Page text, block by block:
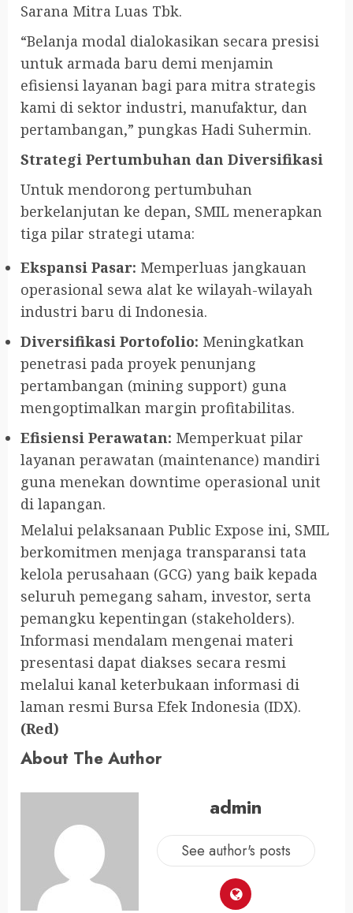
Sarana Mitra Luas Tbk.
“Belanja modal dialokasikan secara presisi
untuk armada baru demi menjamin
efisiensi layanan bagi para mitra strategis
kami di sektor industri, manufaktur, dan
pertambangan,” pungkas Hadi Suhermin.
Strategi Pertumbuhan dan Diversifikasi
Untuk mendorong pertumbuhan
berkelanjutan ke depan, SMIL menerapkan
tiga pilar strategi utama:
Ekspansi Pasar: Memperluas jangkauan
operasional sewa alat ke wilayah-wilayah
industri baru di Indonesia.
Diversifikasi Portofolio: Meningkatkan
penetrasi pada proyek penunjang
pertambangan (mining support) guna
mengoptimalkan margin profitabilitas.
Efisiensi Perawatan: Memperkuat pilar
layanan perawatan (maintenance) mandiri
guna menekan downtime operasional unit
di lapangan.
Melalui pelaksanaan Public Expose ini, SMIL
berkomitmen menjaga transparansi tata
kelola perusahaan (GCG) yang baik kepada
seluruh pemegang saham, investor, serta
pemangku kepentingan (stakeholders).
Informasi mendalam mengenai materi
presentasi dapat diakses secara resmi
melalui kanal keterbukaan informasi di
laman resmi Bursa Efek Indonesia (IDX).
(Red)
About The Author
admin
See author's posts